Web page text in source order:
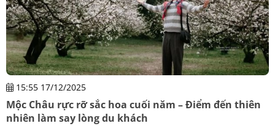
15:55 17/12/2025
Mộc Châu rực rỡ sắc hoa cuối năm – Điểm đến thiên
nhiên làm say lòng du khách